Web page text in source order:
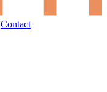
Contact